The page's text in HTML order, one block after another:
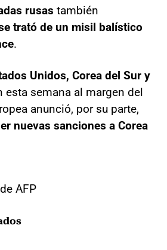
rusas también
trató de un misil balístico
.
Unidos, Corea del Sur y
esta semana al margen del
anunció, por su parte,
nuevas sanciones a Corea
AFP